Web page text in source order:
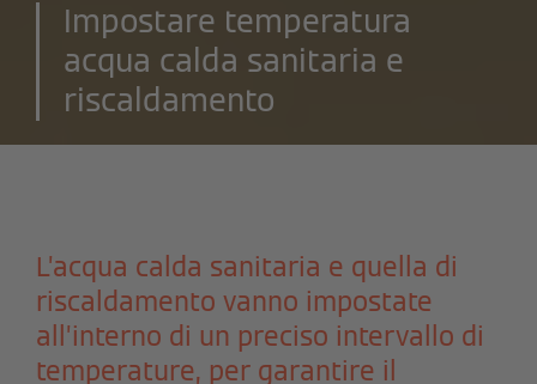
Impostare temperatura
acqua calda sanitaria e
riscaldamento
L’acqua calda sanitaria e quella di
riscaldamento vanno impostate
all’interno di un preciso intervallo di
temperature, per garantire il